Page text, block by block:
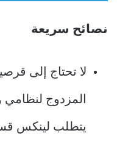
نصائح سريعة
لا تحتاج إلى
المزدوج لنظامي
يتطلب لينكس